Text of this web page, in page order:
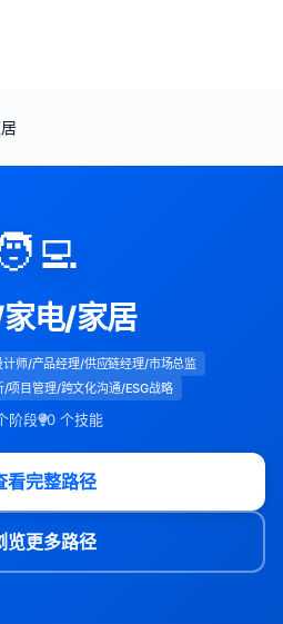
电/家居
计师/产品经理/供应链经理/市场总监
项目管理/跨文化沟通/ESG战略
阶段 0 个技能
看完整路径
览更多路径